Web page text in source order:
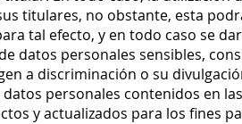
titulares, no obstante, esta
tal efecto, y en todo caso se
datos personales sensibles,
a discriminación o su
personales contenidos en
y actualizados para los fines